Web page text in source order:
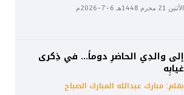
الأثنين 21 محرم 1448هـ 6-7-2026م
إلى والدِي الحاضرِ دوماً… في ذِكرى
غيابِه
بقلم: مبارك عبدالله المبارك الصباح